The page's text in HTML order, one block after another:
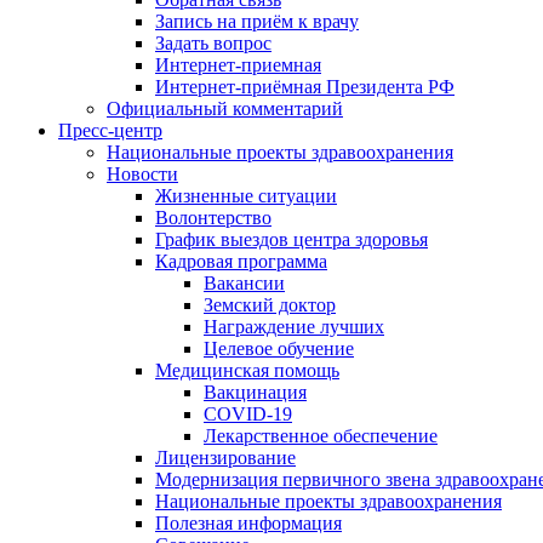
Запись на приём к врачу
Задать вопрос
Интернет-приемная
Интернет-приёмная Президента РФ
Официальный комментарий
Пресс-центр
Национальные проекты здравоохранения
Новости
Жизненные ситуации
Волонтерство
График выездов центра здоровья
Кадровая программа
Вакансии
Земский доктор
Награждение лучших
Целевое обучение
Медицинская помощь
Вакцинация
COVID-19
Лекарственное обеспечение
Лицензирование
Модернизация первичного звена
Национальные проекты здравоохранения
Полезная информация